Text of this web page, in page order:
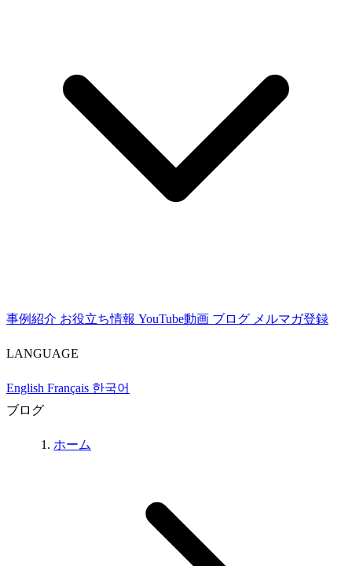
事例紹介 お役立ち情報 YouTube動画 ブログ メルマガ登録
LANGUAGE
English Français 한국어
ブログ
ホーム